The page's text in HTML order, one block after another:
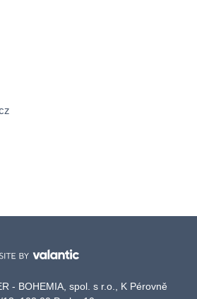
- BOHEMIA, spol. s r.o., K Pérovně